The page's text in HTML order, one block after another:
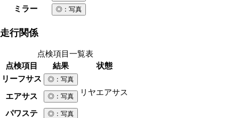
ミラー ◎ ：写真
走行関係
点検項目一覧表
点検項目
結果
状態
リーフサス
◎ ：写真
エアサス ◎ ：写真 リヤエアサス
パワステ ◎ ：写真